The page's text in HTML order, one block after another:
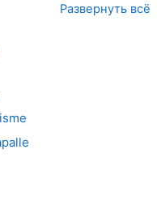
Развернуть всё